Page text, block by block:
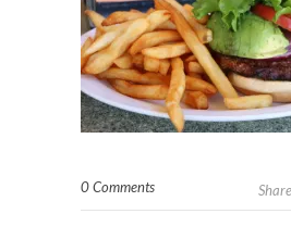
0 Comments